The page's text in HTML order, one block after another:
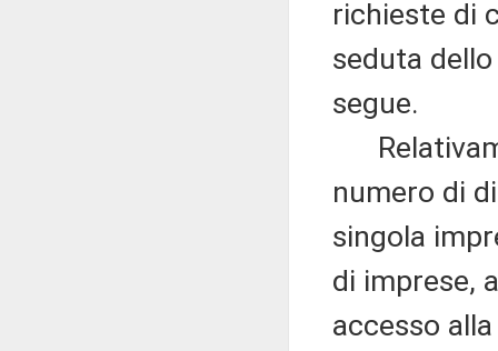
richieste di
seduta
segue.
numero di
singola
di imprese,
accesso